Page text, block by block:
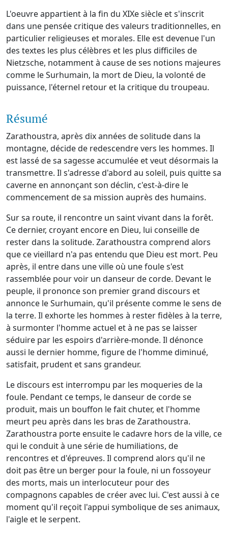
L'oeuvre appartient à la fin du XIXe siècle et s'inscrit
dans une pensée critique des valeurs traditionnelles, en
particulier religieuses et morales. Elle est devenue l'un
des textes les plus célèbres et les plus difficiles de
Nietzsche, notamment à cause de ses notions majeures
comme le Surhumain, la mort de Dieu, la volonté de
puissance, l'éternel retour et la critique du troupeau.
Résumé
Zarathoustra, après dix années de solitude dans la
montagne, décide de redescendre vers les hommes. Il
est lassé de sa sagesse accumulée et veut désormais la
transmettre. Il s'adresse d'abord au soleil, puis quitte sa
caverne en annonçant son déclin, c'est-à-dire le
commencement de sa mission auprès des humains.
Sur sa route, il rencontre un saint vivant dans la forêt.
Ce dernier, croyant encore en Dieu, lui conseille de
rester dans la solitude. Zarathoustra comprend alors
que ce vieillard n'a pas entendu que Dieu est mort. Peu
après, il entre dans une ville où une foule s'est
rassemblée pour voir un danseur de corde. Devant le
peuple, il prononce son premier grand discours et
annonce le Surhumain, qu'il présente comme le sens de
la terre. Il exhorte les hommes à rester fidèles à la terre,
à surmonter l'homme actuel et à ne pas se laisser
séduire par les espoirs d'arrière-monde. Il dénonce
aussi le dernier homme, figure de l'homme diminué,
satisfait, prudent et sans grandeur.
Le discours est interrompu par les moqueries de la
foule. Pendant ce temps, le danseur de corde se
produit, mais un bouffon le fait chuter, et l'homme
meurt peu après dans les bras de Zarathoustra.
Zarathoustra porte ensuite le cadavre hors de la ville, ce
qui le conduit à une série de humiliations, de
rencontres et d'épreuves. Il comprend alors qu'il ne
doit pas être un berger pour la foule, ni un fossoyeur
des morts, mais un interlocuteur pour des
compagnons capables de créer avec lui. C'est aussi à ce
moment qu'il reçoit l'appui symbolique de ses animaux,
l'aigle et le serpent.